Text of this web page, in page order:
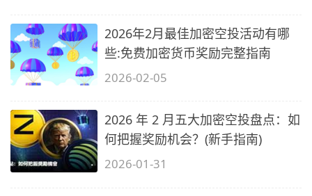
2026年2月最佳加密空投活动有哪
些:免费加密货币奖励完整指南
2026-02-05
2026 年 2 月五大加密空投盘点：如
何把握奖励机会？(新手指南)
2026-01-31